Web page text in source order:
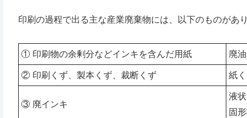
印刷の過程で出る主な産業廃棄物には、以下のものがあり
① 印刷物の余剰分などインキを含んだ用紙 廃
② 印刷くず、製本くず、裁断くず 紙
③ 廃インキ
液
固